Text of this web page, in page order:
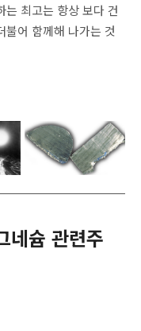
는 최고는 항상 보다 건
불어 함께해 나가는 것
슘 관련주